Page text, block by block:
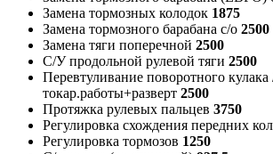
Замена тормозных колодок 1875
Замена тормозного барабана с/о 2500
Замена тяги поперечной 2500
С/У продольной рулевой тяги 2500
Перевтуливание поворотного кулака
токар.работы+разверт 2500
Протяжка рулевых пальцев 3750
Регулировка схождения передних
Регулировка тормозов 1250